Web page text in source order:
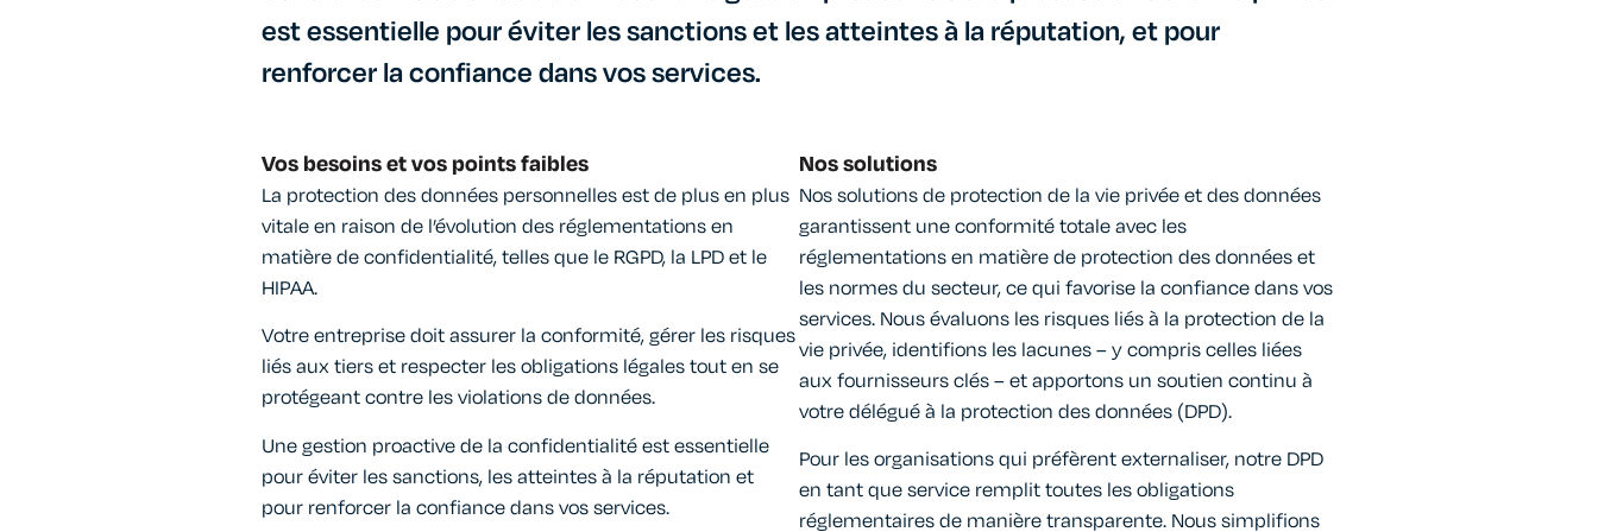
est essentielle pour éviter les sanctions et les atteintes à la réputation, et pour
renforcer la confiance dans vos services.
Vos besoins et vos points faibles
La protection des données personnelles est de plus en plus
vitale en raison de l’évolution des réglementations en
matière de confidentialité, telles que le RGPD, la LPD et le
HIPAA.​
Votre entreprise doit assurer la conformité, gérer les risques
liés aux tiers et respecter les obligations légales tout en se
protégeant contre les violations de données.
Une gestion proactive de la confidentialité est essentielle
pour éviter les sanctions, les atteintes à la réputation et
pour renforcer la confiance dans vos services.
Nos solutions
Nos solutions de protection de la vie privée et des données
garantissent une conformité totale avec les
réglementations en matière de protection des données et
les normes du secteur, ce qui favorise la confiance dans vos
services. Nous évaluons les risques liés à la protection de la
vie privée, identifions les lacunes – y compris celles liées
aux fournisseurs clés – et apportons un soutien continu à
votre délégué à la protection des données (DPD).
Pour les organisations qui préfèrent externaliser, notre DPD
en tant que service remplit toutes les obligations
réglementaires de manière transparente. Nous simplifions